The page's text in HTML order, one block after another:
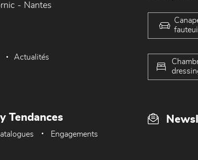
- Nantes
Actualités
Tendances
Engagements